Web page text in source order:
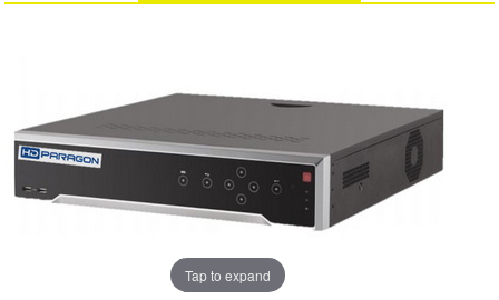
Camera IP HIKVISION
Camera IP Visionhitech
Đầu ghi IP | NVR
Đầu ghi IP HIKVISION
Đầu ghi IP KBVISION
Tap to expand